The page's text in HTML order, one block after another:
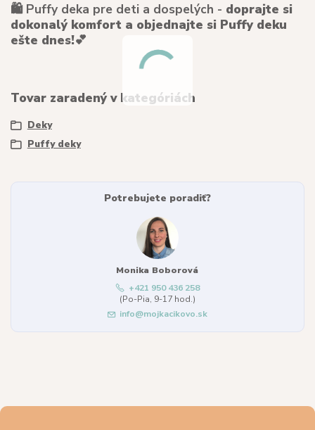
🛍️ Puffy deka pre deti a dospelých - doprajte si
dokonalý komfort a objednajte si Puffy deku
ešte dnes!💕
Tovar zaradený v kategóriách
Deky
Puffy deky
Potrebujete poradiť?
Monika Boborová
+421 950 436 258
(Po-Pia, 9-17 hod.)
info@mojkacikovo.sk